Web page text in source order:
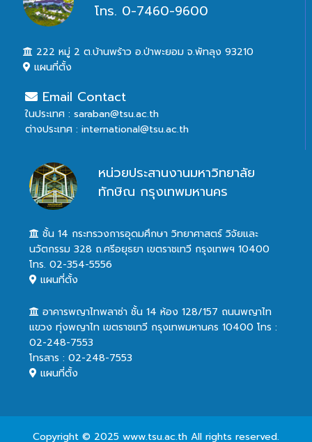
โทร. 0-7460-9600
222 หมู่ 2 ต.บ้านพร้าว อ.ป่าพะยอม จ.พัทลุง 93210
แผนที่ตั้ง
Email Contact
ในประเทศ : saraban@tsu.ac.th
ต่างประเทศ : international@tsu.ac.th
หน่วยประสานงานมหาวิทยาลัย
ทักษิณ กรุงเทพมหานคร
ชั้น 14 กระทรวงการอุดมศึกษา วิทยาศาสตร์ วิจัยและ
นวัตกรรม 328 ถ.ศรีอยุธยา เขตราชเทวี กรุงเทพฯ 10400
โทร. 02-354-5556
แผนที่ตั้ง
อาคารพญาไทพลาซ่า ชั้น 14 ห้อง 128/157 ถนนพญาไท
แขวง ทุ่งพญาไท เขตราชเทวี กรุงเทพมหานคร 10400 โทร :
02-248-7553
โทรสาร : 02-248-7553
แผนที่ตั้ง
Copyright © 2025 www.tsu.ac.th All rights reserved.